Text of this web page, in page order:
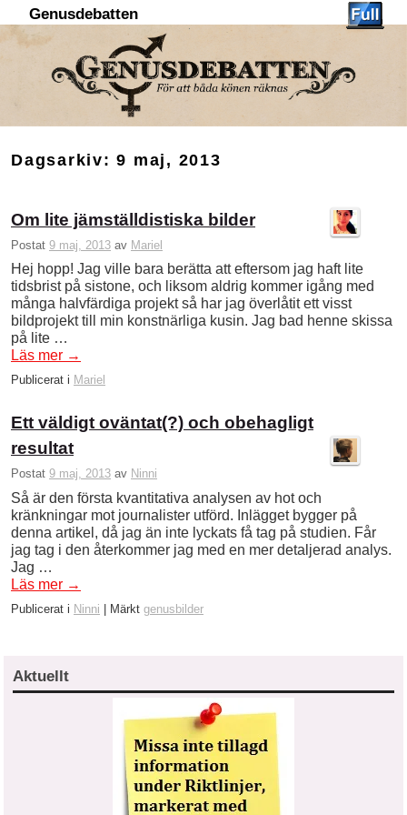
Genusdebatten
Dagsarkiv:9 maj, 2013
Om lite jämställdistiska bilder
Postat 9 maj, 2013 av Mariel
Hej hopp! Jag ville bara berätta att eftersom jag haft lite
tidsbrist på sistone, och liksom aldrig kommer igång med
många halvfärdiga projekt så har jag överlåtit ett visst
bildprojekt till min konstnärliga kusin. Jag bad henne skissa
på lite …
Läs mer →
Publicerat i Mariel
Ett väldigt oväntat(?) och obehagligt
resultat
Postat 9 maj, 2013 av Ninni
Så är den första kvantitativa analysen av hot och
kränkningar mot journalister utförd. Inlägget bygger på
denna artikel, då jag än inte lyckats få tag på studien. Får
jag tag i den återkommer jag med en mer detaljerad analys.
Jag …
Läs mer →
Publicerat i Ninni Märkt genusbilder
Aktuellt